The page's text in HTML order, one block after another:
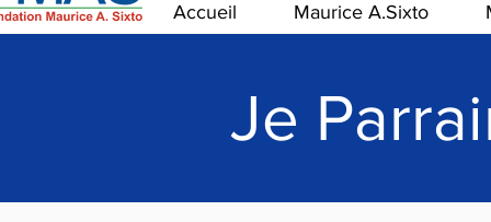
Accueil Maurice A.Sixto
Je